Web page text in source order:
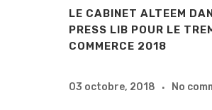
LE CABINET ALTEEM
PRESS LIB POUR LE
COMMERCE 2018
03 octobre, 2018 No